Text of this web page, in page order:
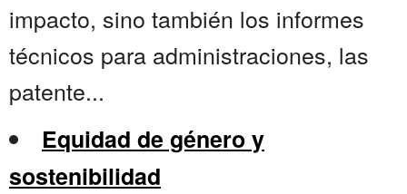
impacto, sino también los informes
técnicos para administraciones, las
patente...
Equidad de género y
sostenibilidad